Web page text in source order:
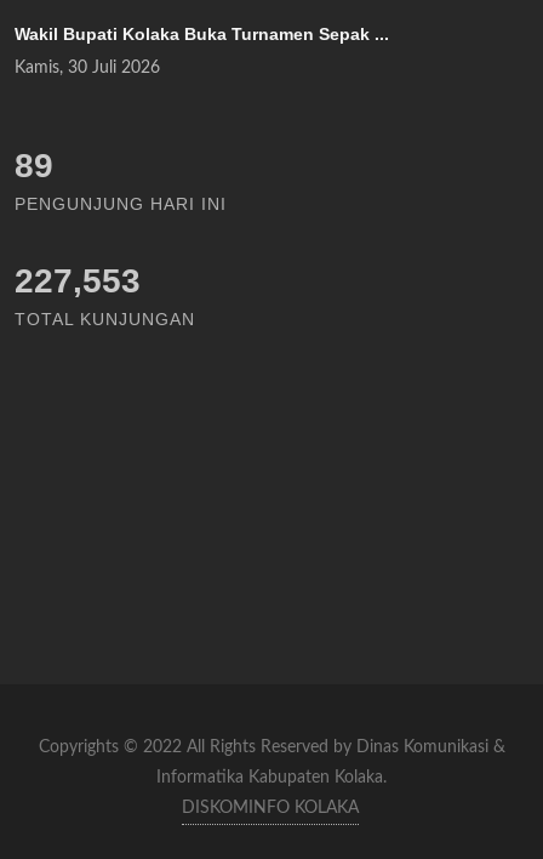
Wakil Bupati Kolaka Buka Turnamen Sepak ...
Kamis, 30 Juli 2026
102
PENGUNJUNG HARI INI
227,553
TOTAL KUNJUNGAN
Copyrights © 2022 All Rights Reserved by Dinas Komunikasi &
Informatika Kabupaten Kolaka.
DISKOMINFO KOLAKA